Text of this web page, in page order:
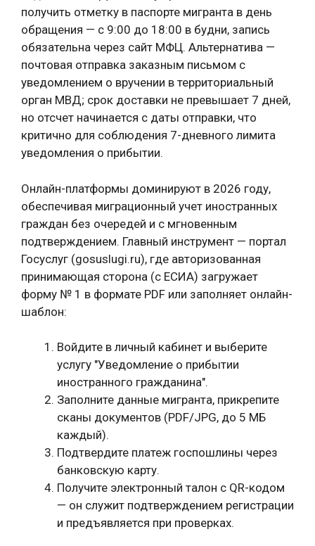
получить отметку в паспорте мигранта в день
обращения — с 9:00 до 18:00 в будни, запись
обязательна через сайт МФЦ. Альтернатива —
почтовая отправка заказным письмом с
уведомлением о вручении в территориальный
орган МВД; срок доставки не превышает 7 дней,
но отсчет начинается с даты отправки, что
критично для соблюдения 7-дневного лимита
уведомления о прибытии.
Онлайн-платформы доминируют в 2026 году,
обеспечивая миграционный учет иностранных
граждан без очередей и с мгновенным
подтверждением. Главный инструмент — портал
Госуслуг (gosuslugi.ru), где авторизованная
принимающая сторона (с ЕСИА) загружает
форму № 1 в формате PDF или заполняет онлайн-
шаблон:
Войдите в личный кабинет и выберите
услугу "Уведомление о прибытии
иностранного гражданина".
Заполните данные мигранта, прикрепите
сканы документов (PDF/JPG, до 5 МБ
каждый).
Подтвердите платеж госпошлины через
банковскую карту.
Получите электронный талон с QR-кодом
— он служит подтверждением регистрации
и предъявляется при проверках.